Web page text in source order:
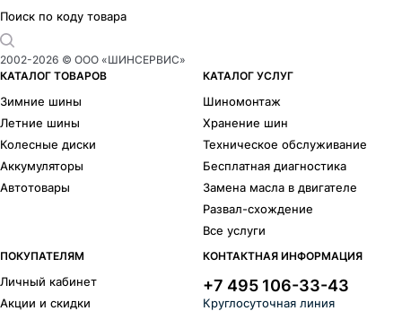
Поиск по коду товара
2002-2026 © ООО «ШИНСЕРВИС»
КАТАЛОГ ТОВАРОВ
Зимние шины
Летние шины
Колесные диски
Аккумуляторы
Автотовары
КАТАЛОГ УСЛУГ
Шиномонтаж
Хранение шин
Техническое обслуживание
Бесплатная диагностика
Замена масла в двигателе
Развал-схождение
Все услуги
ПОКУПАТЕЛЯМ
Личный кабинет
Акции и скидки
КОНТАКТНАЯ ИНФОРМАЦИЯ
+7 495 106-33-43
Круглосуточная линия